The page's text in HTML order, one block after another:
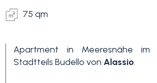
75 qm
Apartment in Meeresnähe im
Stadtteils Budello vonAlassio.